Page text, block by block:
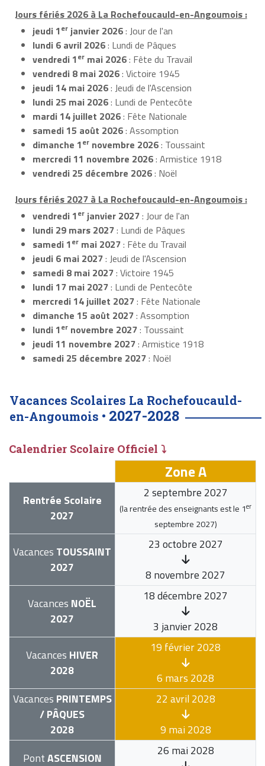
Jours fériés 2026 à La Rochefoucauld-en-Angoumois :
jeudi 1er janvier 2026: Jour de l'an
lundi 6 avril 2026: Lundi de Pâques
vendredi 1er mai 2026: Fête du Travail
vendredi 8 mai 2026: Victoire 1945
jeudi 14 mai 2026: Jeudi de l'Ascension
lundi 25 mai 2026: Lundi de Pentecôte
mardi 14 juillet 2026: Fête Nationale
samedi 15 août 2026: Assomption
dimanche 1er novembre 2026: Toussaint
mercredi 11 novembre 2026: Armistice 1918
vendredi 25 décembre 2026: Noël
Jours fériés 2027 à La Rochefoucauld-en-Angoumois :
vendredi 1er janvier 2027: Jour de l'an
lundi 29 mars 2027: Lundi de Pâques
samedi 1er mai 2027: Fête du Travail
jeudi 6 mai 2027: Jeudi de l'Ascension
samedi 8 mai 2027: Victoire 1945
lundi 17 mai 2027: Lundi de Pentecôte
mercredi 14 juillet 2027: Fête Nationale
dimanche 15 août 2027: Assomption
lundi 1er novembre 2027: Toussaint
jeudi 11 novembre 2027: Armistice 1918
samedi 25 décembre 2027: Noël
Vacances Scolaires La Rochefoucauld-
en-Angoumois • 2027-2028
Calendrier Scolaire Officiel ⤵
Zone A
Rentrée Scolaire
2027
2 septembre 2027
(la rentrée des enseignants est le 1er
septembre 2027)
Vacances TOUSSAINT
2027
23 octobre 2027
8 novembre 2027
Vacances NOËL
2027
18 décembre 2027
3 janvier 2028
Vacances HIVER
2028
19 février 2028
6 mars 2028
Vacances PRINTEMPS
/ PÂQUES
2028
22 avril 2028
9 mai 2028
PontASCENSION
26 mai 2028